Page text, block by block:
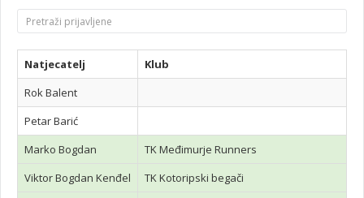
Natjecatelj
Klub
Rok Balent
Petar Barić
Marko Bogdan
TK Međimurje Runners
Viktor Bogdan Kenđel
TK Kotoripski begači